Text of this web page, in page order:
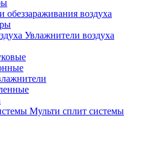
обеззараживания воздуха
Увлажнители воздуха
Мульти сплит системы